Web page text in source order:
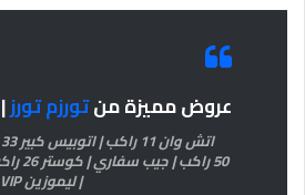
عروض مميزة منتورزم تورز|
| ليموزين VIP | هاي اس 16 راكب